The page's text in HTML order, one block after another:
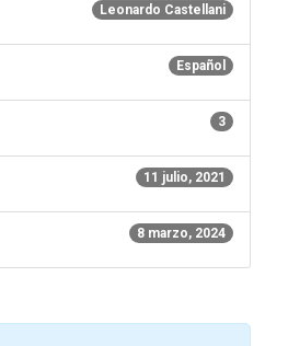
Leonardo Castellani
Español
3
11 julio, 2021
8 marzo, 2024